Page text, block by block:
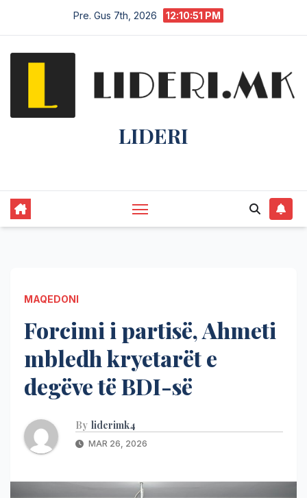
Pre. Gus 7th, 2026 12:10:51 PM
LIDERI
MAQEDONI
Forcimi i partisë, Ahmeti
mbledh kryetarët e
degëve të BDI-së
By liderimk4
MAR 26, 2026